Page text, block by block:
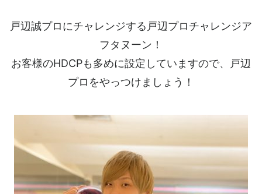
戸辺誠プロにチャレンジする戸辺プロチャレンジア
フタヌーン！
お客様のHDCPも多めに設定していますので、戸辺
プロをやっつけましょう！